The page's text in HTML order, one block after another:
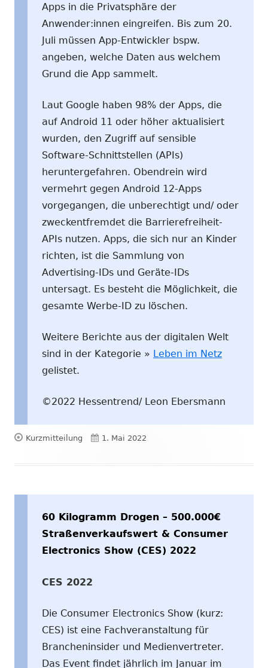
Apps in die Privatsphäre der
Anwender:innen eingreifen. Bis zum 20.
Juli müssen App-Entwickler bspw.
angeben, welche Daten aus welchem
Grund die App sammelt.
Laut Google haben 98% der Apps, die
auf Android 11 oder höher aktualisiert
wurden, den Zugriff auf sensible
Software-Schnittstellen (APIs)
heruntergefahren. Obendrein wird
vermehrt gegen Android 12-Apps
vorgegangen, die unberechtigt und/ oder
zweckentfremdet die Barrierefreiheit-
APIs nutzen. Apps, die sich nur an Kinder
richten, ist die Sammlung von
Advertising-IDs und Geräte-IDs
untersagt. Es besteht die Möglichkeit, die
gesamte Werbe-ID zu löschen.
Weitere Berichte aus der digitalen Welt
sind in der Kategorie » Leben im Netz
gelistet.
©2022 Hessentrend/ Leon Ebersmann
Format
Kurzmitteilung Veröffentlicht
1. Mai 2022
60 Kilogramm Drogen – 500.000€
Straßenverkaufswert & Consumer
Electronics Show (CES) 2022
CES 2022
Die Consumer Electronics Show (kurz:
CES) ist eine Fachveranstaltung für
Brancheninsider und Medienvertreter.
Das Event findet jährlich im Januar im